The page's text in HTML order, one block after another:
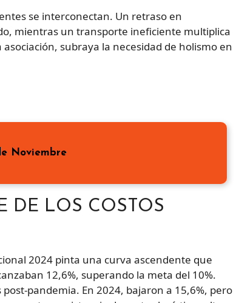
se interconectan. Un retraso en
mientras un transporte ineficiente multiplica
subraya la necesidad de holismo en
Noviembre
DE LOS COSTOS
2024 pinta una curva ascendente que
12,6%, superando la meta del 10%.
pandemia. En 2024, bajaron a 15,6%, pero